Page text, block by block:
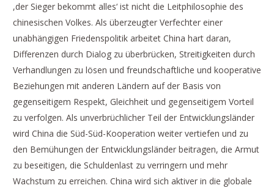
,der Sieger bekommt alles‘ ist nicht die Leitphilosophie des
chinesischen Volkes. Als überzeugter Verfechter einer
unabhängigen Friedenspolitik arbeitet China hart daran,
Differenzen durch Dialog zu überbrücken, Streitigkeiten durch
Verhandlungen zu lösen und freundschaftliche und kooperative
Beziehungen mit anderen Ländern auf der Basis von
gegenseitigem Respekt, Gleichheit und gegenseitigem Vorteil
zu verfolgen. Als unverbrüchlicher Teil der Entwicklungsländer
wird China die Süd-Süd-Kooperation weiter vertiefen und zu
den Bemühungen der Entwicklungsländer beitragen, die Armut
zu beseitigen, die Schuldenlast zu verringern und mehr
Wachstum zu erreichen. China wird sich aktiver in die globale